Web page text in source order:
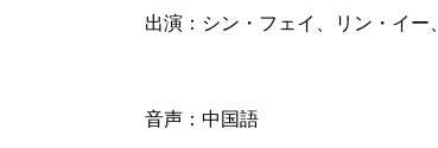
出演：シン・フェイ、リン・イ
音声：中国語